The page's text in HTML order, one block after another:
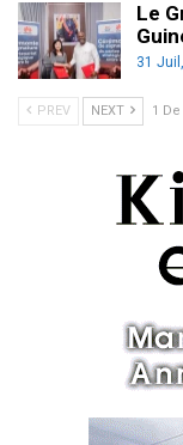
Le
31
PREV NEXT 1